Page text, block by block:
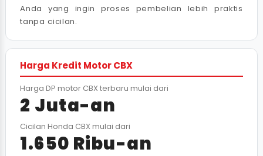
Anda yang ingin proses pembelian lebih praktis
tanpa cicilan.
Harga Kredit Motor CBX
Harga DP motor CBX terbaru mulai dari
2 Juta-an
Cicilan Honda CBX mulai dari
1.650 Ribu-an